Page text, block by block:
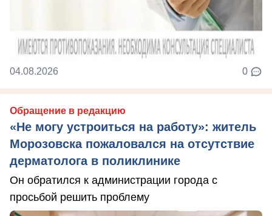
04.08.2026 0
Обращение в редакцию
«Не могу устроиться на работу»: житель
Морозовска пожаловался на отсутствие
дерматолога в поликлинике
Он обратился к администрации города с
просьбой решить проблему